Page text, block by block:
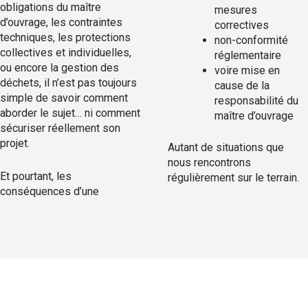
obligations du maître
d’ouvrage, les contraintes
techniques, les protections
collectives et individuelles,
ou encore la gestion des
déchets, il n’est pas toujours
simple de savoir comment
aborder le sujet… ni comment
sécuriser réellement son
projet.
Et pourtant, les
conséquences d’une
mesures
correctives
non-conformité
réglementaire
voire mise en
cause de la
responsabilité du
maître d’ouvrage
Autant de situations que
nous rencontrons
régulièrement sur le terrain.